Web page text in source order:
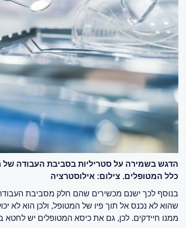
הדגש בשמירה על סטריליות בסביבת העבודה של
כלל המטופלים. צילום: אילוסטרציה
בנוסף לכך ישנם מכשירים שהם חלק מסביבת
שהוא לא נכנס אל תוך פיו של המטופל, ולכן הוא לא
ממנו חיידקים. לכן, גם את כיסא המטופלים יש לחטא